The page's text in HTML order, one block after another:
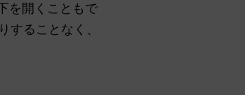
を開くこともで
することなく、